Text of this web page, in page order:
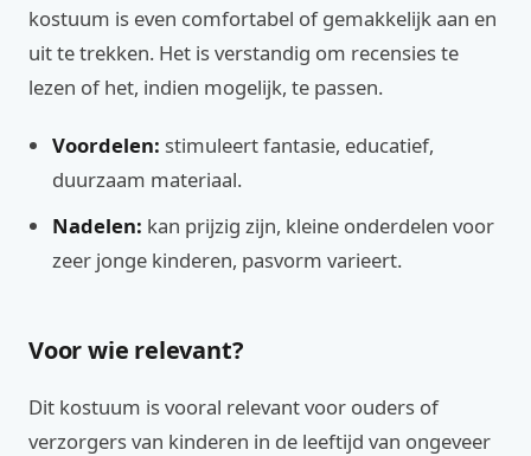
kostuum is even comfortabel of gemakkelijk aan en
uit te trekken. Het is verstandig om recensies te
lezen of het, indien mogelijk, te passen.
Voordelen: stimuleert fantasie, educatief,
duurzaam materiaal.
Nadelen: kan prijzig zijn, kleine onderdelen voor
zeer jonge kinderen, pasvorm varieert.
Voor wie relevant?
Dit kostuum is vooral relevant voor ouders of
verzorgers van kinderen in de leeftijd van ongeveer